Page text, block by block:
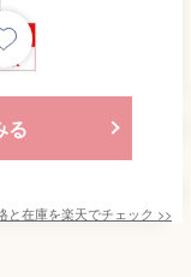
る
と在庫を楽天でチェック >>